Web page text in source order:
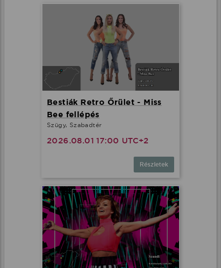
Bestiák Retro Őrület - Miss
Bee fellépés
Szügy, Szabadtér
2026.08.01 17:00 UTC+2
Részletek